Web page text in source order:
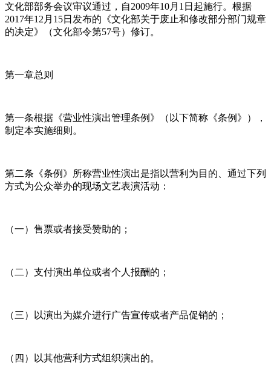
文化部部务会议审议通过，自2009年10月1日起施行。根据
2017年12月15日发布的《文化部关于废止和修改部分部门规章
的决定》（文化部令第57号）修订。
第一章总则
第一条根据《营业性演出管理条例》（以下简称《条例》），
制定本实施细则。
第二条《条例》所称营业性演出是指以营利为目的、通过下列
方式为公众举办的现场文艺表演活动：
（一）售票或者接受赞助的；
（二）支付演出单位或者个人报酬的；
（三）以演出为媒介进行广告宣传或者产品促销的；
（四）以其他营利方式组织演出的。